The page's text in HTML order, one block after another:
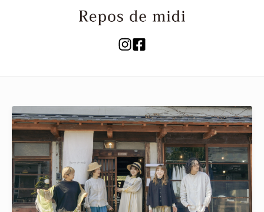
検索する